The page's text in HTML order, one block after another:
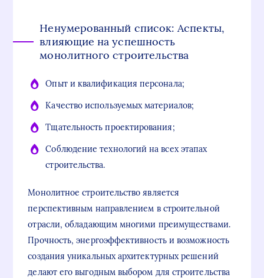
Ненумерованный список: Аспекты,
влияющие на успешность
монолитного строительства
Опыт и квалификация персонала;
Качество используемых материалов;
Тщательность проектирования;
Соблюдение технологий на всех этапах
строительства.
Монолитное строительство является
перспективным направлением в строительной
отрасли, обладающим многими преимуществами.
Прочность, энергоэффективность и возможность
создания уникальных архитектурных решений
делают его выгодным выбором для строительства